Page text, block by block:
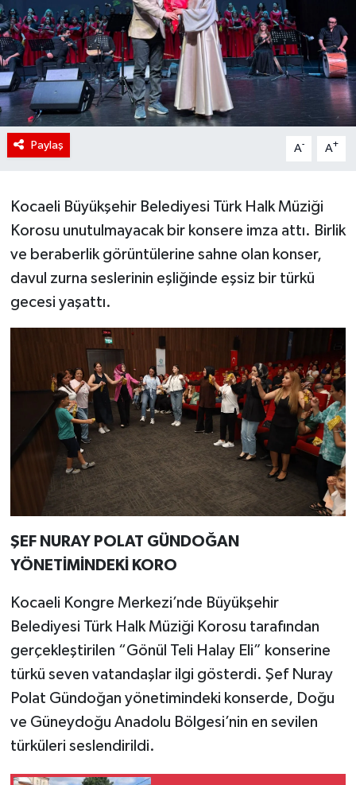
Paylaş A- A+
Kocaeli Büyükşehir Belediyesi Türk Halk Müziği
Korosu unutulmayacak bir konsere imza attı. Birlik
ve beraberlik görüntülerine sahne olan konser,
davul zurna seslerinin eşliğinde eşsiz bir türkü
gecesi yaşattı.
ŞEF NURAY POLAT GÜNDOĞAN
YÖNETİMİNDEKİ KORO
Kocaeli Kongre Merkezi’nde Büyükşehir
Belediyesi Türk Halk Müziği Korosu tarafından
gerçekleştirilen “Gönül Teli Halay Eli” konserine
türkü seven vatandaşlar ilgi gösterdi. Şef Nuray
Polat Gündoğan yönetimindeki konserde, Doğu
ve Güneydoğu Anadolu Bölgesi’nin en sevilen
türküleri seslendirildi.